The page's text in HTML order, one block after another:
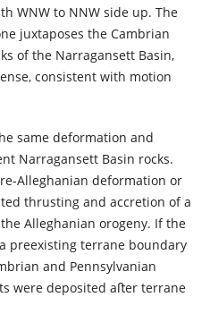
WNW to NNW side up. The
juxtaposes the Cambrian
of the Narragansett Basin,
consistent with motion
same deformation and
Narragansett Basin rocks.
Alleghanian deformation or
thrusting and accretion of a
Alleghanian orogeny. If the
preexisting terrane boundary
and Pennsylvanian
were deposited aﬅer terrane